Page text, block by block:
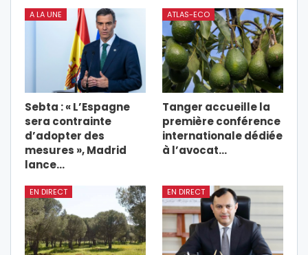
A LA UNE
Sebta : « L’Espagne
sera contrainte
d’adopter des
mesures », Madrid
lance…
ATLAS-ECO
Tanger accueille la
première conférence
internationale dédiée
à l’avocat…
EN DIRECT EN DIRECT